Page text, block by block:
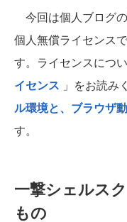
今回は個人ブログ
個人無償ライセンス
す。ライセンスにつ
イセンス 」をお読み
ル環境と、ブラウザ
す。
一撃シェルス
もの